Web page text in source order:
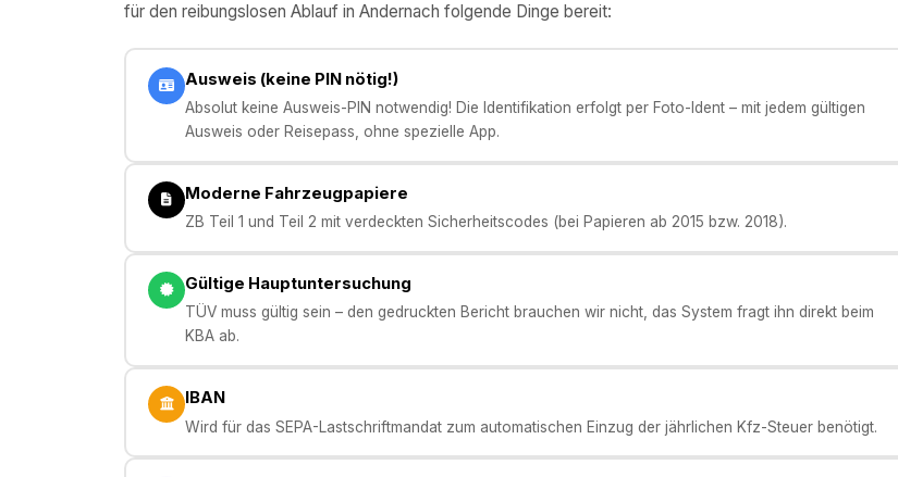
für den reibungslosen Ablauf in Andernach folgende Dinge bereit:
Ausweis (keine PIN nötig!)
Absolut keine Ausweis-PIN notwendig! Die Identifikation erfolgt per Foto-Ident – mit jedem gültigen
Ausweis oder Reisepass, ohne spezielle App.
Moderne Fahrzeugpapiere
ZB Teil 1 und Teil 2 mit verdeckten Sicherheitscodes (bei Papieren ab 2015 bzw. 2018).
Gültige Hauptuntersuchung
TÜV muss gültig sein – den gedruckten Bericht brauchen wir nicht, das System fragt ihn direkt beim
KBA ab.
IBAN
Wird für das SEPA-Lastschriftmandat zum automatischen Einzug der jährlichen Kfz-Steuer benötigt.